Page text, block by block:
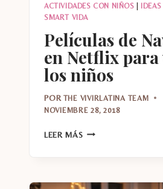
ACTIVIDADES CON NIÑOS
SMART VIDA
Películas de
en Netflix para
los niños
POR THE VIVIRLATINA TEAM
NOVIEMBRE 28, 2018
LEER MÁS PELÍCULAS
NETFLIX